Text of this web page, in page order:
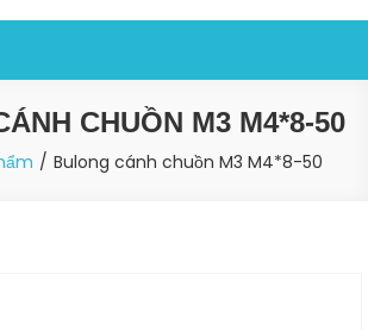
CHUỒN M3 M4*8-50
Bulong cánh chuồn M3 M4*8-50